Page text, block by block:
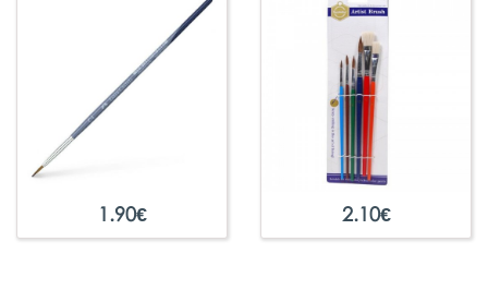
1.90€ 2.10€